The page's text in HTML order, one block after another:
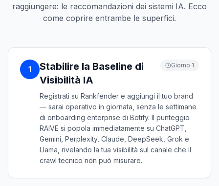
raggiungere: le raccomandazioni dei sistemi IA. Ecco
come coprire entrambe le superfici.
1
Stabilire la Baseline di
Visibilità IA
Giorno 1
Registrati su Rankfender e aggiungi il tuo brand
— sarai operativo in giornata, senza le settimane
di onboarding enterprise di Botify. Il punteggio
RAIVE si popola immediatamente su ChatGPT,
Gemini, Perplexity, Claude, DeepSeek, Grok e
Llama, rivelando la tua visibilità sul canale che il
crawl tecnico non può misurare.